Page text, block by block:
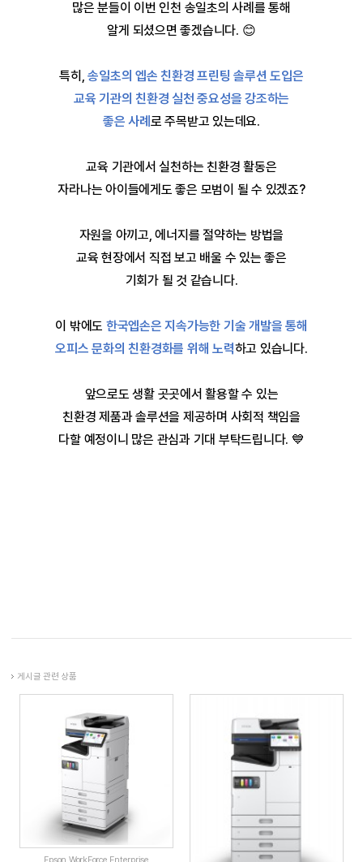
많은 분들이 이번 인천 송일초의 사례를 통해
알게 되셨으면 좋겠습니다. 😊
특히,송일초의 엡손 친환경 프린팅 솔루션 도입은
교육 기관의 친환경 실천 중요성을 강조하는
좋은 사례 로주목받고 있는데요.
교육 기관에서 실천하는 친환경 활동은
자라나는 아이들에게도 좋은 모범이 될 수 있겠죠?
자원을 아끼고, 에너지를 절약하는 방법을
교육 현장에서 직접 보고 배울 수 있는 좋은
기회가 될 것 같습니다.
이 밖에도 한국엡손은 지속가능한 기술 개발을 통해
오피스 문화의 친환경화를 위해 노력하고 있습니다.
앞으로도 생활 곳곳에서 활용할 수 있는
친환경 제품과 솔루션을 제공하며 사회적 책임을
다할 예정이니 많은 관심과 기대 부탁드립니다. 💙
게시글 관련 상품